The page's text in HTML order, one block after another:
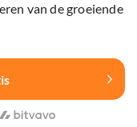
van de groeiende